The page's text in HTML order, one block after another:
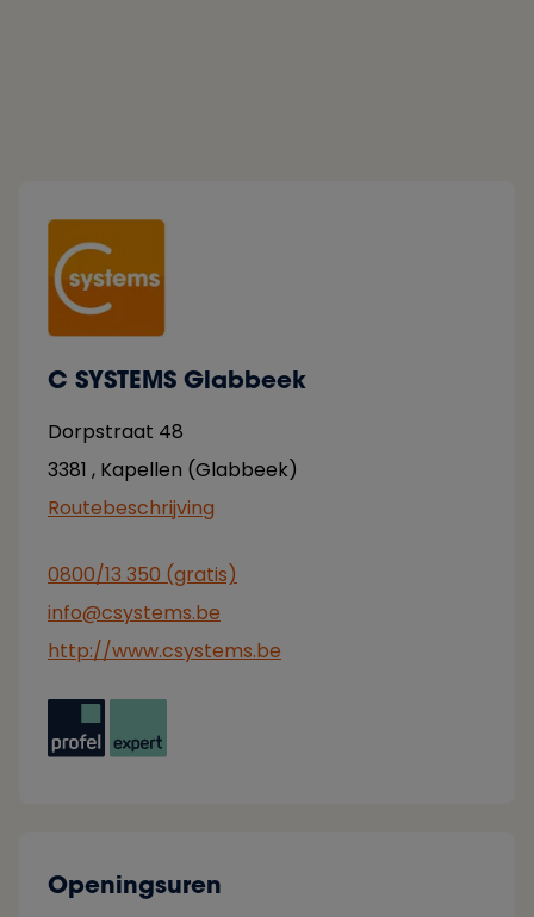
C SYSTEMS Glabbeek
Dorpstraat 48
3381 , Kapellen (Glabbeek)
Routebeschrijving
0800/13 350 (gratis)
info@csystems.be
http://www.csystems.be
Openingsuren